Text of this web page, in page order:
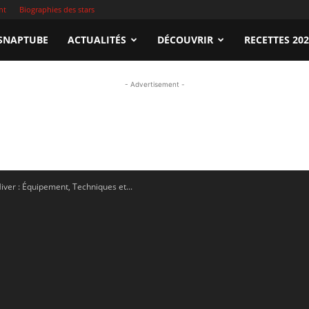
Biographies des stars
ACTUALITÉS DÉCOUVRIR RECETTES
- Advertisement -
: Équipement, Techniques et...